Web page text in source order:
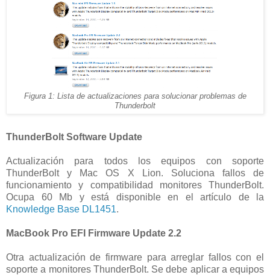
Figura 1: Lista de actualizaciones para solucionar problemas de
Thunderbolt
ThunderBolt Software Update
Actualización para todos los equipos con soporte
ThunderBolt y Mac OS X Lion. Soluciona fallos de
funcionamiento y compatibilidad monitores ThunderBolt.
Ocupa 60 Mb y está disponible en el artículo de la
Knowledge Base DL1451.
MacBook Pro EFI Firmware Update 2.2
Otra actualización de firmware para arreglar fallos con el
soporte a monitores ThunderBolt. Se debe aplicar a equipos